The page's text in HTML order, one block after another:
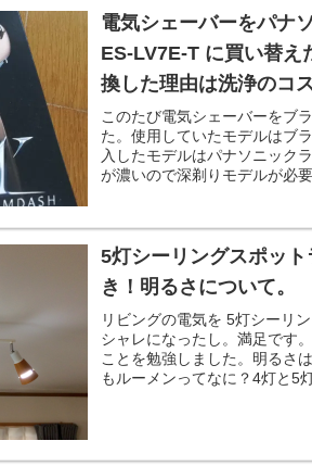
電気シェーバーをパナ
ES-LV7E-T に買い替え
換した理由は洗浄のコス
このたび電気シェーバーをブ
た。使用していたモデルはブ
入したモデルはパナソニック
が濃いので深剃りモデルが必要
5灯シーリングスポッ
き！明るさについて。
リビングの電気を 5灯シーリ
シャレになったし。満足です
ことを勉強しました。明るさ
もルーメンってなに？4灯と5